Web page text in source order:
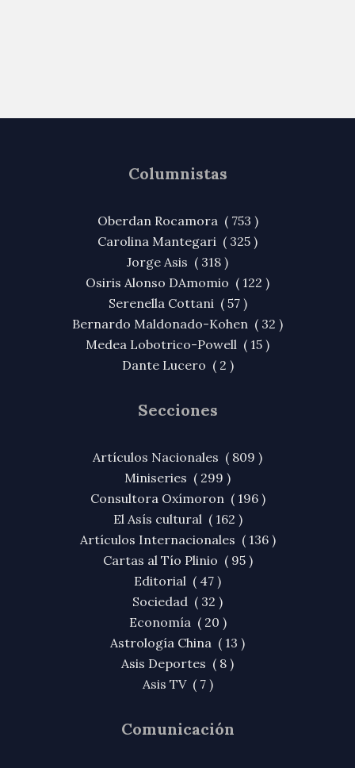
Columnistas
Oberdan Rocamora ( 753 )
Carolina Mantegari ( 325 )
Jorge Asis ( 318 )
Osiris Alonso DAmomio ( 122 )
Serenella Cottani ( 57 )
Bernardo Maldonado-Kohen ( 32 )
Medea Lobotrico-Powell ( 15 )
Dante Lucero ( 2 )
Secciones
Artículos Nacionales ( 809 )
Miniseries ( 299 )
Consultora Oxímoron ( 196 )
El Asís cultural ( 162 )
Artículos Internacionales ( 136 )
Cartas al Tío Plinio ( 95 )
Editorial ( 47 )
Sociedad ( 32 )
Economía ( 20 )
Astrología China ( 13 )
Asis Deportes ( 8 )
Asis TV ( 7 )
Comunicación